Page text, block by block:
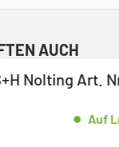
AUCH